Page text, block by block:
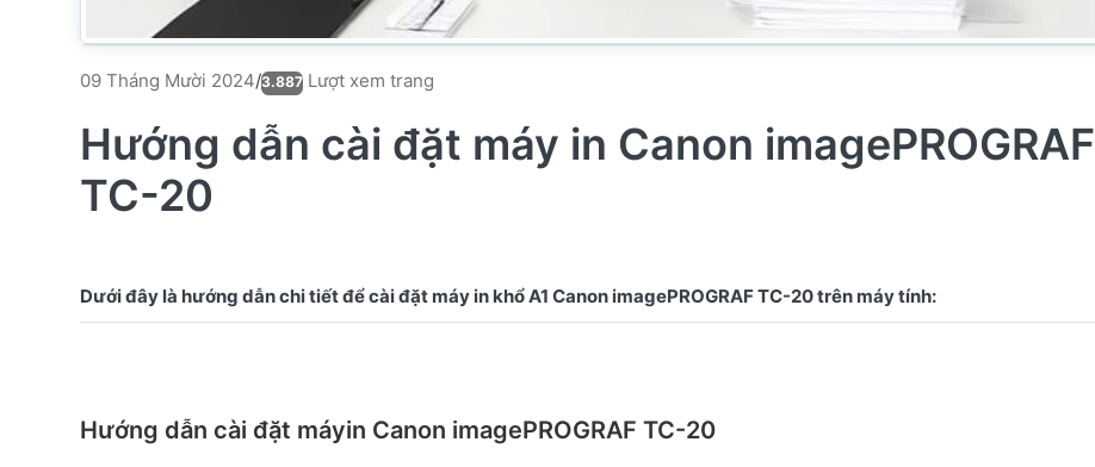
09 Tháng Mười 2024/3.887 Lượt xem trang
Hướng dẫn cài đặt máy in Canon imagePROGRAF
TC-20
Hướng dẫn cài đặt máyin Canon imagePROGRAF TC-20